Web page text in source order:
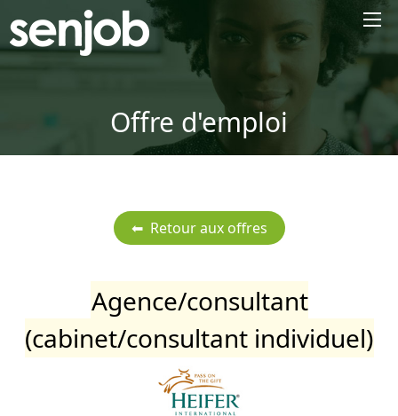
Offre d'emploi
Agence/consultant
(cabinet/consultant individuel)